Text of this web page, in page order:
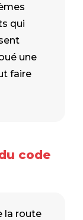
qui
une
faire
code
la route